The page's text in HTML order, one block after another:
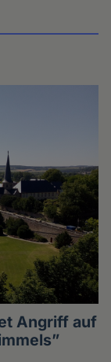
Angriff auf